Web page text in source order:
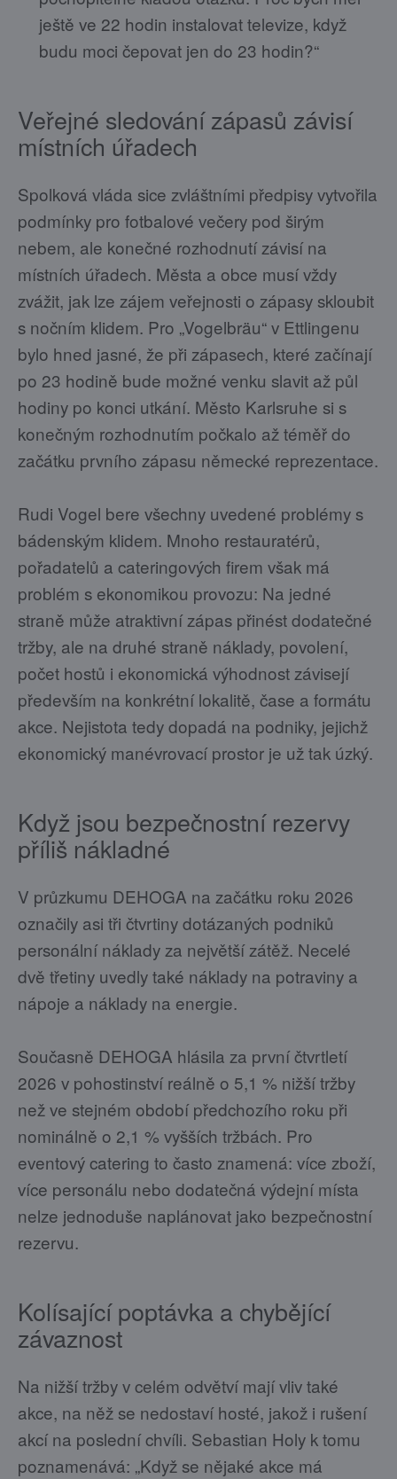
ještě ve 22 hodin instalovat televize, když
budu moci čepovat jen do 23 hodin?“
Veřejné sledování zápasů závisí
místních úřadech
Spolková vláda sice zvláštními předpisy vytvořila
podmínky pro fotbalové večery pod širým
nebem, ale konečné rozhodnutí závisí na
místních úřadech. Města a obce musí vždy
zvážit, jak lze zájem veřejnosti o zápasy skloubit
s nočním klidem. Pro „Vogelbräu“ v Ettlingenu
bylo hned jasné, že při zápasech, které začínají
po 23 hodině bude možné venku slavit až půl
hodiny po konci utkání. Město Karlsruhe si s
konečným rozhodnutím počkalo až téměř do
začátku prvního zápasu německé reprezentace.
Rudi Vogel bere všechny uvedené problémy s
bádenským klidem. Mnoho restauratérů,
pořadatelů a cateringových firem však má
problém s ekonomikou provozu: Na jedné
straně může atraktivní zápas přinést dodatečné
tržby, ale na druhé straně náklady, povolení,
počet hostů i ekonomická výhodnost závisejí
především na konkrétní lokalitě, čase a formátu
akce. Nejistota tedy dopadá na podniky, jejichž
ekonomický manévrovací prostor je už tak úzký.
Když jsou bezpečnostní rezervy
příliš nákladné
V průzkumu DEHOGA na začátku roku 2026
označily asi tři čtvrtiny dotázaných podniků
personální náklady za největší zátěž. Necelé
dvě třetiny uvedly také náklady na potraviny a
nápoje a náklady na energie.
Současně DEHOGA hlásila za první čtvrtletí
2026 v pohostinství reálně o 5,1 % nižší tržby
než ve stejném období předchozího roku při
nominálně o 2,1 % vyšších tržbách. Pro
eventový catering to často znamená: více zboží,
více personálu nebo dodatečná výdejní místa
nelze jednoduše naplánovat jako bezpečnostní
rezervu.
Kolísající poptávka a chybějící
závaznost
Na nižší tržby v celém odvětví mají vliv také
akce, na něž se nedostaví hosté, jakož i rušení
akcí na poslední chvíli. Sebastian Holy k tomu
poznamenává: „Když se nějaké akce má